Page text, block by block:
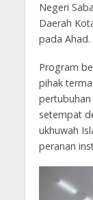
Negeri
Daerah
pada Ahad.
Program
pihak
setempat
ukhuwah
peranan